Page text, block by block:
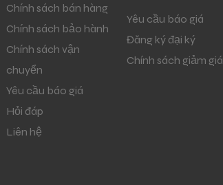
Chính sách bán hàng
Chính sách bảo hành
Chính sách vận
chuyển
Yêu cầu báo giá
Hỏi đáp
Liên hệ
Yêu cầu báo giá
Đăng ký đại ký
Chính sách giảm giá